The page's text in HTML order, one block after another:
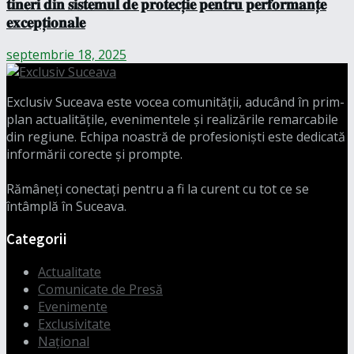
𝐭𝐢𝐧𝐞𝐫𝐢 𝐝𝐢𝐧 𝐬𝐢𝐬𝐭𝐞𝐦𝐮𝐥 𝐝𝐞 𝐩𝐫𝐨𝐭𝐞𝐜𝐭̦𝐢𝐞 𝐩𝐞𝐧𝐭𝐫𝐮 𝐩𝐞𝐫𝐟𝐨𝐫𝐦𝐚𝐧𝐭̦𝐞
𝐞𝐱𝐜𝐞𝐩𝐭̦𝐢𝐨𝐧𝐚𝐥𝐞
septembrie 18, 2025
Exclusiv Suceava este vocea comunității, aducând în prim-
plan actualitățile, evenimentele și realizările remarcabile
din regiune. Echipa noastră de profesioniști este dedicată
informării corecte și prompte.
Rămâneți conectați pentru a fi la curent cu tot ce se
întâmplă în Suceava.
Categorii
Actualitate
Comunicate de Presă
Evenimente
Exclusivitate
Național